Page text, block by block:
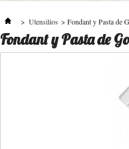
> Utensilios > Fondant y Pasta de
Fondant y Pasta de